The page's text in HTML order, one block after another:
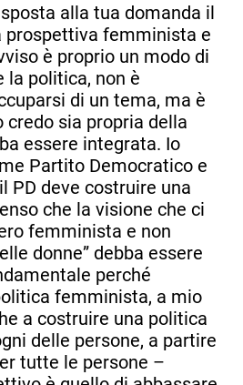
alla tua domanda il
prospettiva femminista e
è proprio un modo di
la politica, non è
di un tema, ma è
credo sia propria della
essere integrata. Io
Partito Democratico e
PD deve costruire una
che la visione che ci
femminista e non
donne” debba essere
perché
femminista, a mio
a costruire una politica
delle persone, a partire
tutte le persone –